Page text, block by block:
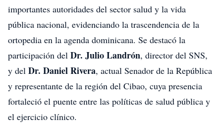
importantes autoridades del sector salud y la vida
pública nacional, evidenciando la trascendencia de la
ortopedia en la agenda dominicana. Se destacó la
participación del Dr. Julio Landrón, director del SNS,
y del Dr. Daniel Rivera, actual Senador de la República
y representante de la región del Cibao, cuya presencia
fortaleció el puente entre las políticas de salud pública y
el ejercicio clínico.